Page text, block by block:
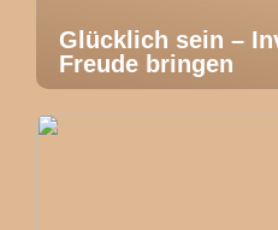
Glücklich sein –
Freude bringen